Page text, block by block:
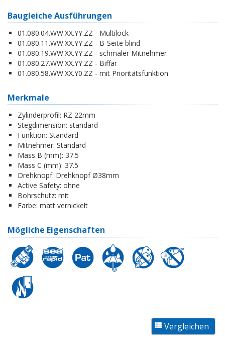
Baugleiche Ausführungen
01.080.04.WW.XX.YY.ZZ - Multilock
01.080.11.WW.XX.YY.ZZ - B-Seite blind
01.080.19.WW.XX.YY.ZZ - schmaler Mitnehmer
01.080.27.WW.XX.YY.ZZ - Biffar
01.080.58.WW.XX.Y0.ZZ - mit Prioritätsfunktion
Merkmale
Zylinderprofil: RZ 22mm
Stegdimension: standard
Funktion: Standard
Mitnehmer: Standard
Mass B (mm): 37.5
Mass C (mm): 37.5
Drehknopf: Drehknopf Ø38mm
Active Safety: ohne
Bohrschutz: mit
Farbe: matt vernickelt
Mögliche Eigenschaften